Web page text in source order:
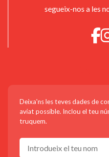
segueix-nos a les
Deixa'ns les teves dades de
aviat possible. Inclou el teu
truquem.